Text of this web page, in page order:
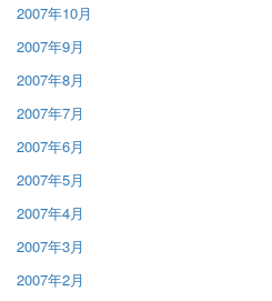
2007年10月
2007年9月
2007年8月
2007年7月
2007年6月
2007年5月
2007年4月
2007年3月
2007年2月